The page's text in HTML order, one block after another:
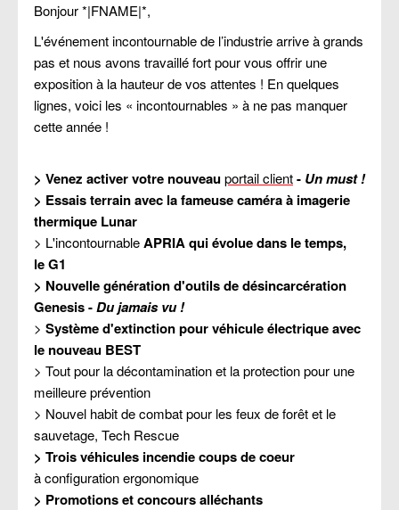
Bonjour *|FNAME|*,
L'événement incontournable de l’industrie arrive à grands
pas et nous avons travaillé fort pour vous offrir une
exposition à la hauteur de vos attentes ! En quelques
lignes, voici les « incontournables » à ne pas manquer
cette année !
> Venez activer votre nouveauportail client- Un must !
> Essais terrain avec la fameuse caméra à imagerie
thermique Lunar
> L'incontournableAPRIA qui évolue dans le temps,
le G1
> Nouvelle génération d'outils de désincarcération
Genesis -Du jamais vu !
> Système d'extinction pour véhicule électrique avec
le nouveau BEST
> Tout pour la décontamination et la protection pour une
meilleure prévention
> Nouvel habit de combat pour les feux de forêt et le
sauvetage, Tech Rescue
> Trois véhicules incendie coups de coeur
à configuration ergonomique
> Promotions et concours alléchants